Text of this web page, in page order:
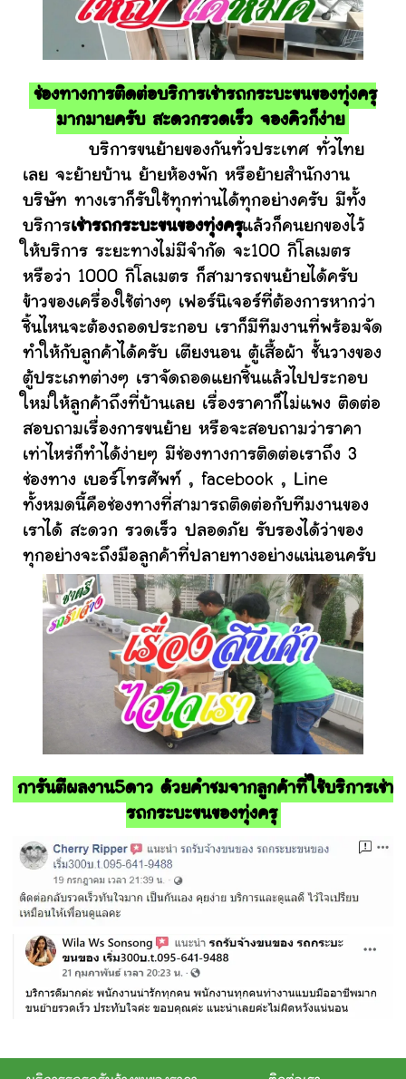
ช่องทางการติดต่อบริการเช่ารถกระบะขนของทุ่งครุ
มากมายครับ สะดวกรวดเร็ว จองคิวก็ง่าย
บริการขนย้ายของกันทั่วประเทศ ทั่วไทย
เลย จะย้ายบ้าน ย้ายห้องพัก หรือย้ายสำนักงาน
บริษัท ทางเราก็รับใช้ทุกท่านได้ทุกอย่างครับ มีทั้ง
บริการเช่ารถกระบะขนของทุ่งครุแล้วก็คนยกของไว้
ให้บริการ ระยะทางไม่มีจำกัด จะ100 กิโลเมตร
หรือว่า 1000 กิโลเมตร ก็สามารถขนย้ายได้ครับ
ข้าวของเครื่องใช้ต่างๆ เฟอร์นิเจอร์ที่ต้องการหากว่า
ชิ้นไหนจะต้องถอดประกอบ เราก็มีทีมงานที่พร้อมจัด
ทำให้กับลูกค้าได้ครับ เตียงนอน ตู้เสื้อผ้า ชั้นวางของ
ตู้ประเภทต่างๆ เราจัดถอดแยกชิ้นแล้วไปประกอบ
ใหม่ให้ลูกค้าถึงที่บ้านเลย เรื่องราคาก็ไม่แพง ติดต่อ
สอบถามเรื่องการขนย้าย หรือจะสอบถามว่าราคา
เท่าไหร่ก็ทำได้ง่ายๆ มีช่องทางการติดต่อเราถึง 3
ช่องทาง เบอร์โทรศัพท์ , facebook , Line
ทั้งหมดนี้คือช่องทางที่สามารถติดต่อกับทีมงานของ
เราได้ สะดวก รวดเร็ว ปลอดภัย รับรองได้ว่าของ
ทุกอย่างจะถึงมือลูกค้าที่ปลายทางอย่างแน่นอนครับ
การันตีผลงาน5ดาว ด้วยคำชมจากลูกค้าที่ใช้บริการเช่า
รถกระบะขนของทุ่งครุ